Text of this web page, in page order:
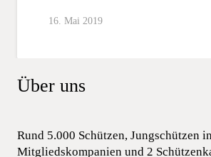
16. Mai 2019
Über uns
Rund 5.000 Schützen, Jungschützen
Mitgliedskompanien und 2